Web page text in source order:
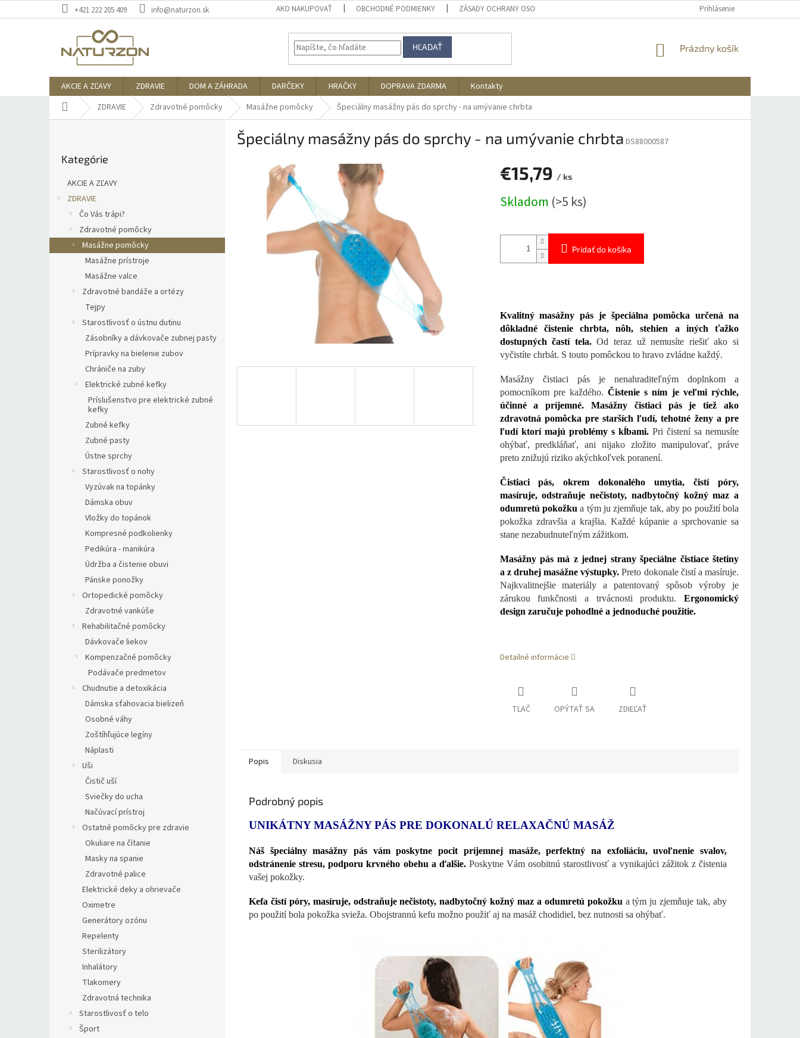
na
+421 222 205 409 info@naturzon.sk AKO NAKUPOVAŤ OBCHODNÉ PODMIENKY ZÁSADY OCHRANY OSOBNÝCH ÚDAJOV REKLAMÁCIA A VRÁTENIE
Prihlásenie
HĽADAŤ
NÁKUPNÝ
Prázdny košík
AKCIE A ZĽAVY ZDRAVIE DOM A ZÁHRADA DARČEKY HRAČKY DOPRAVA ZDARMA
Kontakty
Domov ZDRAVIE Zdravotné pomôcky Masážne pomôcky Špeciálny masážny pás do sprchy - na umývanie chrbta
kategórie
Kategórie
AKCIE A ZĽAVY
ZDRAVIE
Čo Vás trápi?
Zdravotné pomôcky
Masážne pomôcky
Masážne prístroje
Masážne valce
Zdravotné bandáže a ortézy
Tejpy
Starostlivosť o ústnu dutinu
Zásobníky a dávkovače zubnej pasty
Prípravky na bielenie zubov
Chrániče na zuby
Elektrické zubné kefky
Príslušenstvo pre elektrické zubné
kefky
Zubné kefky
Zubné pasty
Ústne sprchy
Starostlivosť o nohy
Vyzúvak na topánky
Dámska obuv
Vložky do topánok
Kompresné podkolienky
Pedikúra - manikúra
Údržba a čistenie obuvi
Pánske ponožky
Ortopedické pomôcky
Zdravotné vankúše
Rehabilitačné pomôcky
Dávkovače liekov
Kompenzačné pomôcky
Podávače predmetov
Chudnutie a detoxikácia
Dámska sťahovacia bielizeň
Osobné váhy
Zoštíhľujúce legíny
Náplasti
Uši
Čistič uší
Sviečky do ucha
Načúvací prístroj
Ostatné pomôcky pre zdravie
Okuliare na čítanie
Masky na spanie
Zdravotné palice
Elektrické deky a ohrievače
Oximetre
Generátory ozónu
Repelenty
Sterilizátory
Inhalátory
Tlakomery
Zdravotná technika
Starostlivosť o telo
Šport
Špeciálny masážny pás do sprchy - na umývanie chrbta DS88000587
€15,79 / ks
cena:
Skladom (>5 ks)
Pridať do košíka
Kvalitný masážny pás je špeciálna pomôcka určená na
dôkladné čistenie chrbta, nôh, stehien a iných ťažko
dostupných častí tela.Od teraz už nemusíte riešiť ako si
vyčistíte chrbát. S touto pomôckou to hravo zvládne každý.
Masážny čistiaci pás je nenahraditeľným doplnkom a
pomocníkom pre každého. Čistenie s ním je veľmi rýchle,
účinné a príjemné. Masážny čistiaci pás je tiež ako
zdravotná pomôcka pre starších ľudí, tehotné ženy a pre
ľudí ktorí majú problémy s kĺbami.Pri čistení sa nemusíte
ohýbať, predkláňať, ani nijako zložito manipulovať, práve
preto znižujú riziko akýchkoľvek poranení.
Čistiaci pás, okrem dokonalého umytia, čistí póry,
masíruje, odstraňuje nečistoty, nadbytočný kožný maz a
odumretú pokožku a tým ju zjemňuje tak, aby po použití bola
pokožka zdravšia a krajšia. Každé kúpanie a sprchovanie sa
stane nezabudnuteľným zážitkom.
Masážny pás má z jednej strany špeciálne čistiace štetiny
a z druhej masážne výstupky. Preto dokonale čistí a masíruje.
Najkvalitnejšie materiály a patentovaný spôsob výroby je
zárukou funkčnosti a trvácnosti produktu. Ergonomický
design zaručuje pohodlné a jednoduché použitie.
Detailné informácie
TLAČ OPÝTAŤ SA ZDIEĽAŤ
Popis Diskusia
Podrobný popis
UNIKÁTNY MASÁŽNY PÁS PRE DOKONALÚ RELAXAČNÚ MASÁŽ
Náš špeciálny masážny pás vám poskytne pocit príjemnej masáže, perfektný na exfoliáciu, uvoľnenie svalov,
odstránenie stresu, podporu krvného obehu a ďalšie.Poskytne Vám osobitnú starostlivosť a vynikajúci zážitok z čistenia
vašej pokožky.
Kefa čistí póry, masíruje, odstraňuje nečistoty, nadbytočný kožný maz a odumretú pokožku a tým ju zjemňuje tak, aby
po použití bola pokožka svieža. Obojstrannú kefu možno použiť aj na masáž chodidiel, bez nutnosti sa ohýbať.